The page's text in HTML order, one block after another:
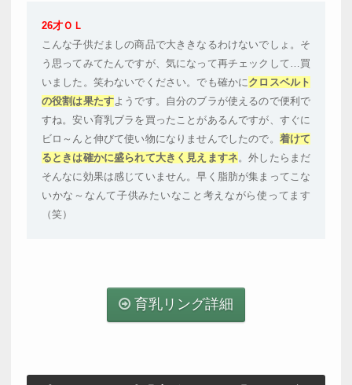
26才ＯＬ
こんな子供だましの商品で大ききなるわけないでしょ。そ
う思ってみてたんですが、気になって再チェックして…買
いました。笑わないでください。でも確かにクロスベルト
の役割は果たすようです。自分のブラが使えるので便利で
すね。安い育乳ブラを買ったことがあるんですが、すぐに
ビロ～んと伸びて使い物になりませんでしたので。 着けて
るときは確かに盛られて大きく見えますネ。外したらまだ
そんなに効果は感じていません。早く脂肪が集まってこな
いかな～なんて子供みたいなこと考えながら使ってます
（笑）
育乳リング詳細